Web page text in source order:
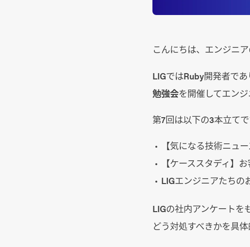
こんにちは、エンジニア
LIGではRuby開発者であ
勉強会を開催してエンジ
第7回は以下の3本立てで
【気になる技術ニュ
【ケーススタディ】
LIGエンジニアたちの
LIGの社内アンケートを
どう対処すべきかを具体